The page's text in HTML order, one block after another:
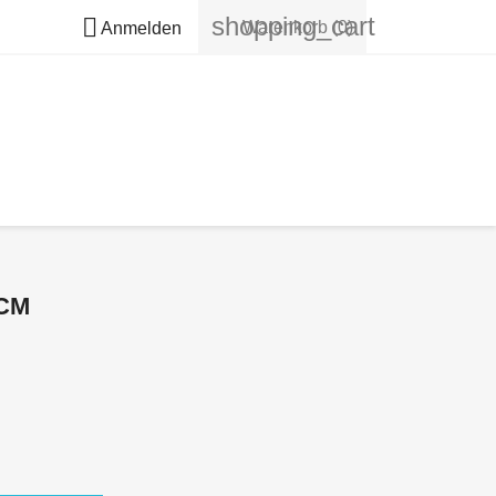
 Anmelden shopping_cart
Warenkorb (0)